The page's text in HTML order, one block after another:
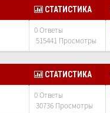
СТАТИСТИКА
0 Ответы
515441 Просмотры
СТАТИСТИКА
0 Ответы
30736 Просмотры